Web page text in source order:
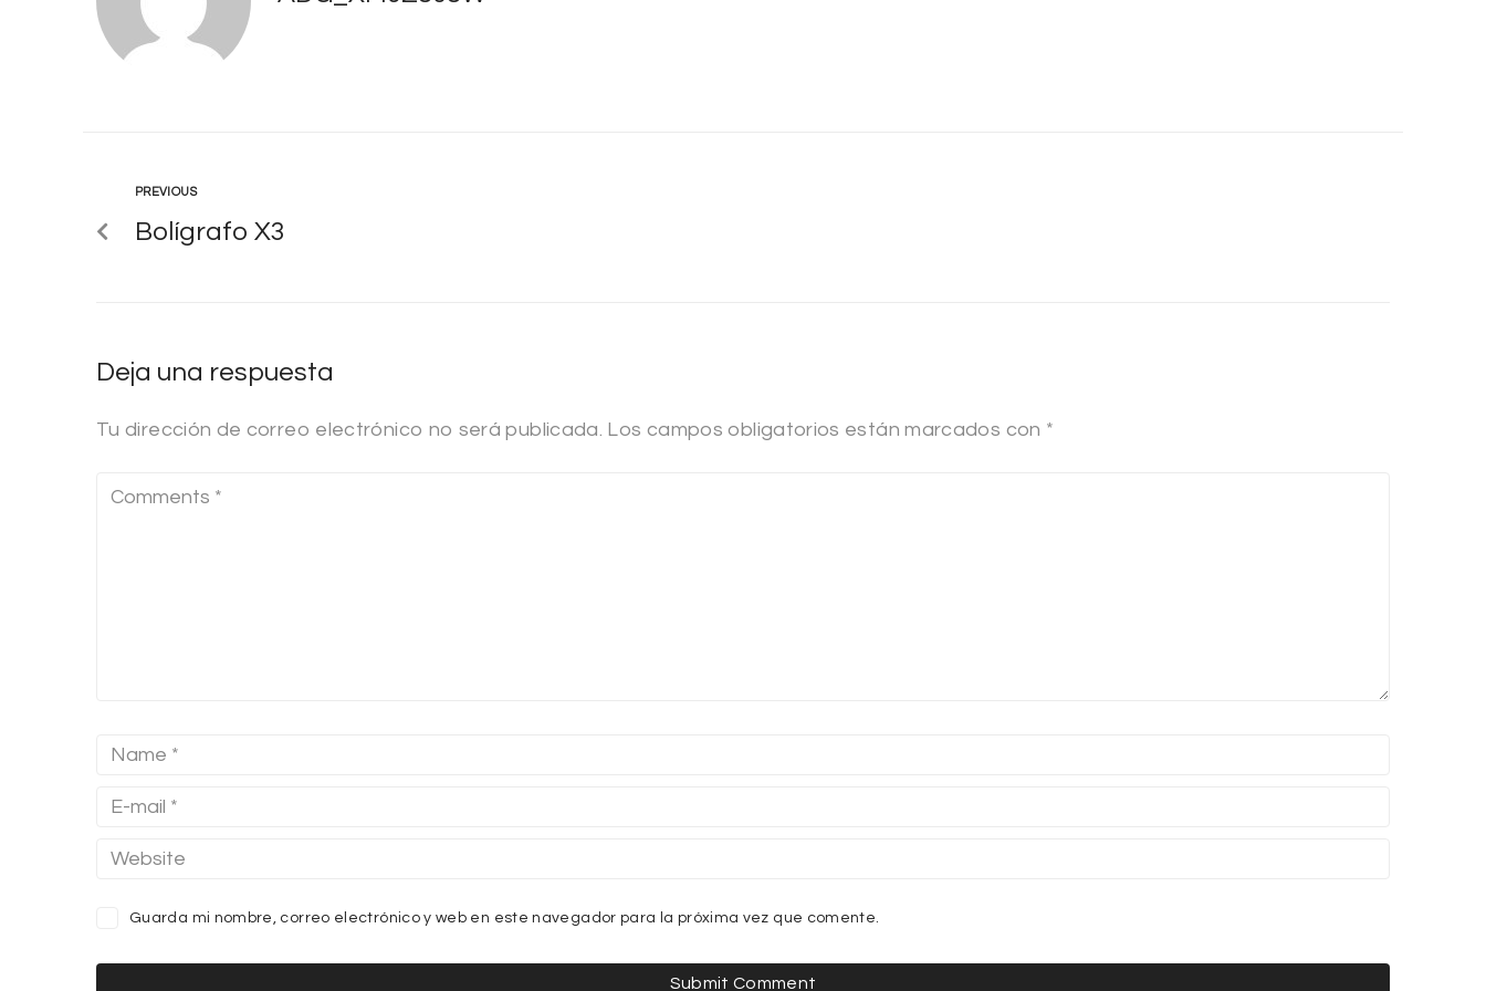
PREVIOUS
Bolígrafo X3
Deja una respuesta
Tu dirección de correo electrónico no será publicada. Los campos obligatorios están marcados con *
Guarda mi nombre, correo electrónico y web en este navegador para la próxima vez que comente.